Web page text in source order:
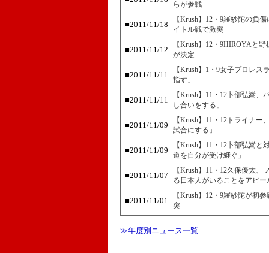
らが参戦
■2011/11/18
【Krush】12・9羅紗陀の負
イトル戦で激突
■2011/11/12
【Krush】12・9HIROYAと
が決定
■2011/11/11
【Krush】1・9女子プロレ
指す」
■2011/11/11
【Krush】11・12卜部弘嵩
し合いをする」
■2011/11/09
【Krush】11・12トライナ
試合にする」
■2011/11/09
【Krush】11・12卜部弘嵩
道を自分が受け継ぐ」
■2011/11/07
【Krush】11・12久保優太
る日本人がいることをアピー
■2011/11/01
【Krush】12・9羅紗陀が初
突
≫年度別ニュース一覧